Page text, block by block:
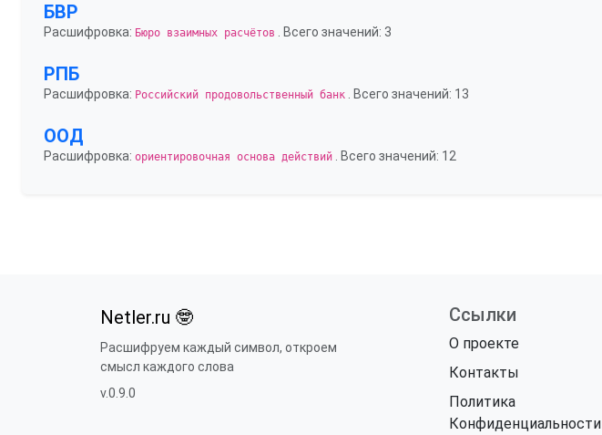
БВР
Расшифровка: Бюро взаимных расчётов . Всего значений: 3
РПБ
Расшифровка: Российский продовольственный банк . Всего значений: 13
ООД
Расшифровка: ориентировочная основа действий . Всего значений: 12
Netler.ru 🤓
Расшифруем каждый символ, откроем
смысл каждого слова
v.0.9.0
Ссылки
О проекте
Контакты
Политика
Конфиденциальности